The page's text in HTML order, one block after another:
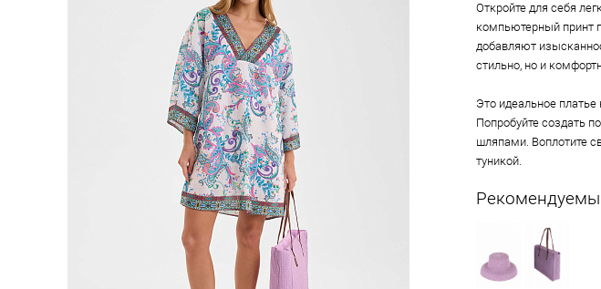
Откройте для себя
компьютерный принт
добавляют
стильно, но и
Это идеальное платье
Попробуйте создать
шляпами. Воплотите
туникой.